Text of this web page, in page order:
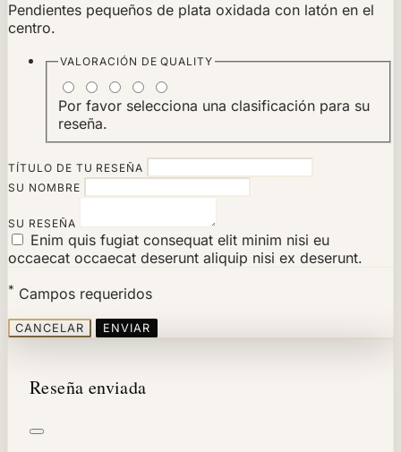
Pendientes pequeños de plata oxidada con latón en el
centro.
VALORACIÓN DEQUALITY
Por favor selecciona una clasificación para su
reseña.
TÍTULO DE TU RESEÑA
SU NOMBRE
SU RESEÑA
Enim quis fugiat consequat elit minim nisi eu
occaecat occaecat deserunt aliquip nisi ex deserunt.
* Campos requeridos
CANCELAR ENVIAR
Reseña enviada